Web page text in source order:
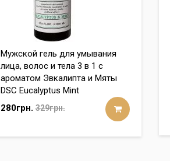
Мужской гель для умывания
лица, волос и тела 3 в 1 с
ароматом Эвкалипта и Мяты
DSC Eucalyptus Mint
280грн. 329грн.